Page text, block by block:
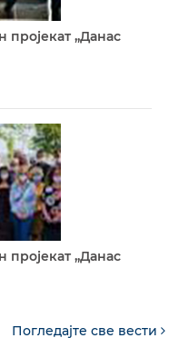
„Данас
„Данас
Погледајте све вести